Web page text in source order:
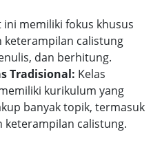
ini memiliki fokus khusus
keterampilan calistung
dan berhitung.
Tradisional: Kelas
kurikulum yang
banyak topik, termasuk
keterampilan calistung.